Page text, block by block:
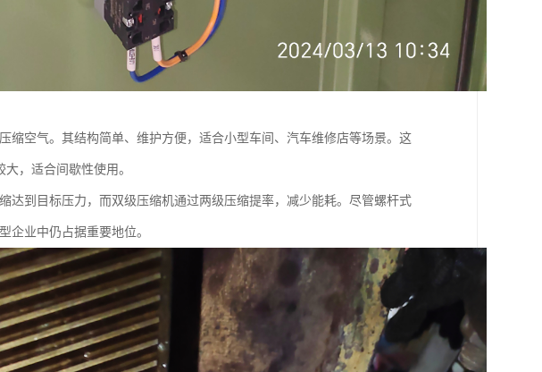
缩空气。其结构简单、维护方便，适合小型车间、汽车维修店等场景。这
，适合间歇性使用。
达到目标压力，而双级压缩机通过两级压缩提率，减少能耗。尽管螺杆式
企业中仍占据重要地位。